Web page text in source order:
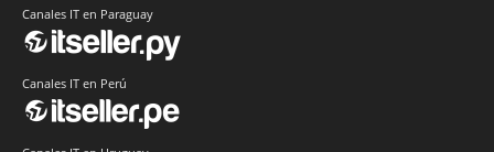
Canales IT en Paraguay
Canales IT en Perú